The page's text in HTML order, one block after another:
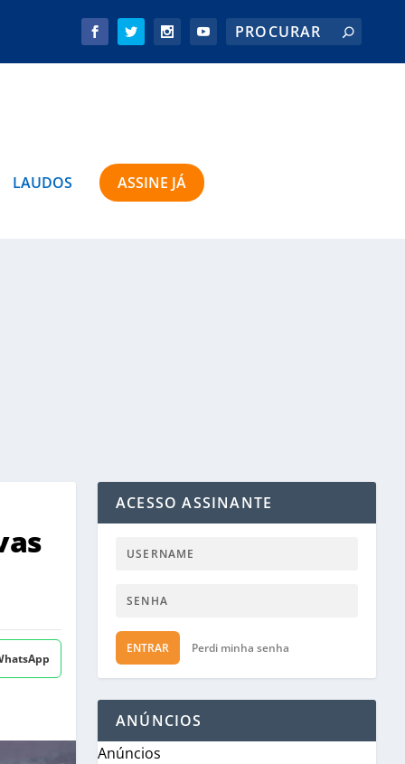
LAUDOS ASSINE JÁ
ACESSO ASSINANTE
ENTRAR Perdi minha senha
ANÚNCIOS
Anúncios